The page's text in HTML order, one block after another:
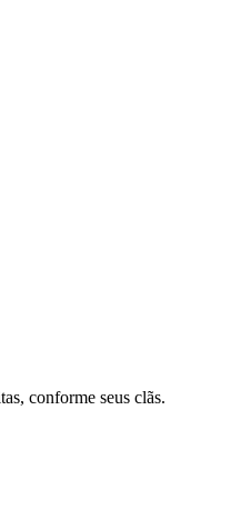
conforme seus clãs.